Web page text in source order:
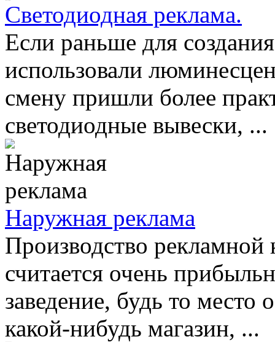
Светодиодная реклама.
Если раньше для
использовали
смену пришли более
светодиодные вывески, ...
Наружная реклама
Производство
считается очень
заведение, будь то место
какой-нибудь магазин, ...